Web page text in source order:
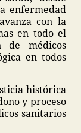
enfermedad
con la
en todo el
de médicos
en todos
histórica
y proceso
sanitarios